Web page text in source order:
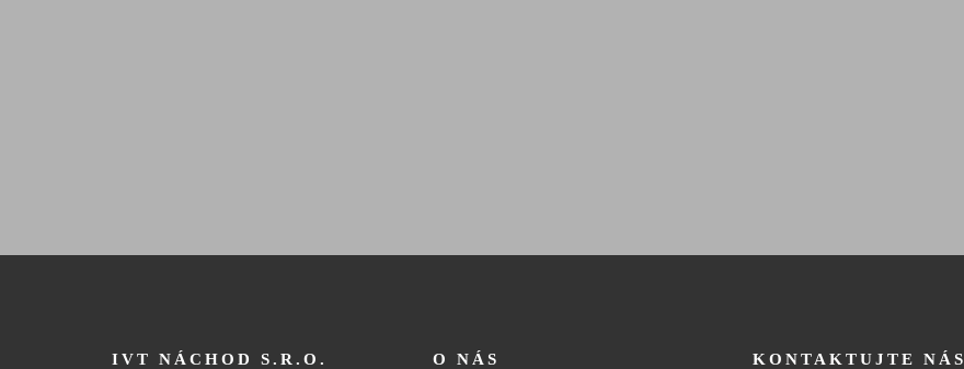
IVT NÁCHOD S.R.O. O NÁS KONTAKTUJTE NÁS